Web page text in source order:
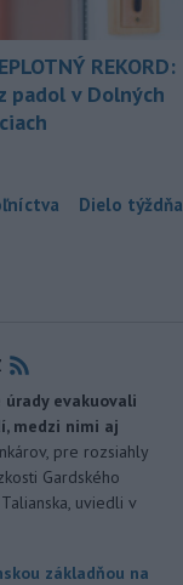
REKORD:
padol v Dolných
Dielo týždňa
úrady evakuovali
medzi nimi aj
pre rozsiahly
Gardského
uviedli v
základňou na